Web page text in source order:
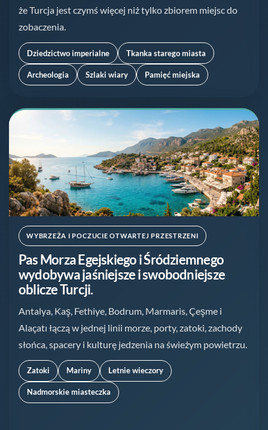
że Turcja jest czymś więcej niż tylko zbiorem miejsc do
zobaczenia.
Dziedzictwo imperialne Tkanka starego miasta
Archeologia Szlaki wiary Pamięć miejska
WYBRZEŻA I POCZUCIE OTWARTEJ PRZESTRZENI
Pas Morza Egejskiego i Śródziemnego
wydobywa jaśniejsze i swobodniejsze
oblicze Turcji.
Antalya, Kaş, Fethiye, Bodrum, Marmaris, Çeşme i
Alaçatı łączą w jednej linii morze, porty, zatoki, zachody
słońca, spacery i kulturę jedzenia na świeżym powietrzu.
Zatoki Mariny Letnie wieczory
Nadmorskie miasteczka